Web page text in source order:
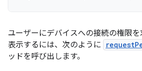
ユーザーにデバイスへの接続の権限
表示するには、次のように
ッドを呼び出します。